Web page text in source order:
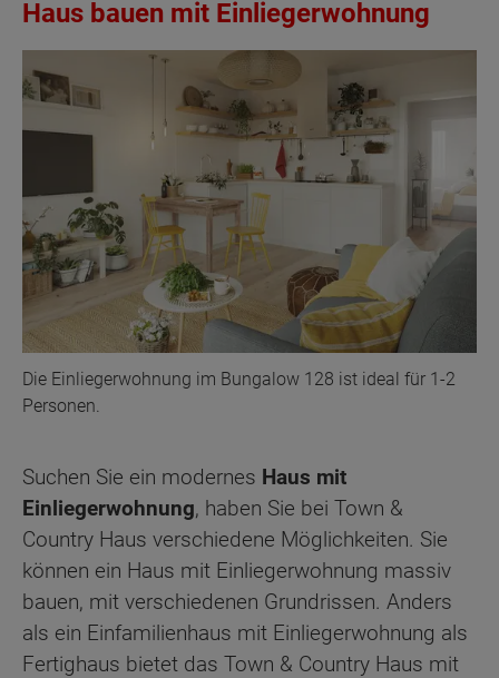
Haus bauen mit Einliegerwohnung
Die Einliegerwohnung im Bungalow 128 ist ideal für 1-2
Personen.
Suchen Sie ein modernes Haus mit
Einliegerwohnung, haben Sie bei Town &
Country Haus verschiedene Möglichkeiten. Sie
können ein Haus mit Einliegerwohnung massiv
bauen, mit verschiedenen Grundrissen. Anders
als ein Einfamilienhaus mit Einliegerwohnung als
Fertighaus bietet das Town & Country Haus mit